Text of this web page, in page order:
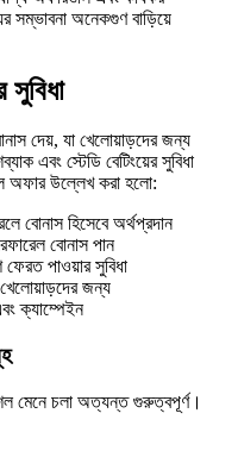
সম্ভাবনা অনেকগুণ বাড়িয়ে
সুবিধা
দেয়, যা খেলোয়াড়দের জন্য
এবং স্টেডি বেটিংয়ের সুবিধা
অফার উল্লেখ করা হলো:
বোনাস হিসেবে অর্থপ্রদান
বোনাস পান
পাওয়ার সুবিধা
খেলোয়াড়দের জন্য
ক্যাম্পেইন
মেনে চলা অত্যন্ত গুরুত্বপূর্ণ।